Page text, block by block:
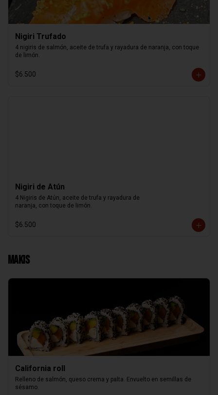
Nigiri Trufado
4 nigiris de salmón, aceite de trufa y rayadura de naranja, con toque
de limón.
$6.500
Nigiri de Atún
4 Nigiris de Atún, aceite de trufa y rayadura de
naranja, con toque de limón.
$6.500
Makis
California roll
Relleno de salmón, queso crema y palta. Envuelto en semillas de
sésamo.